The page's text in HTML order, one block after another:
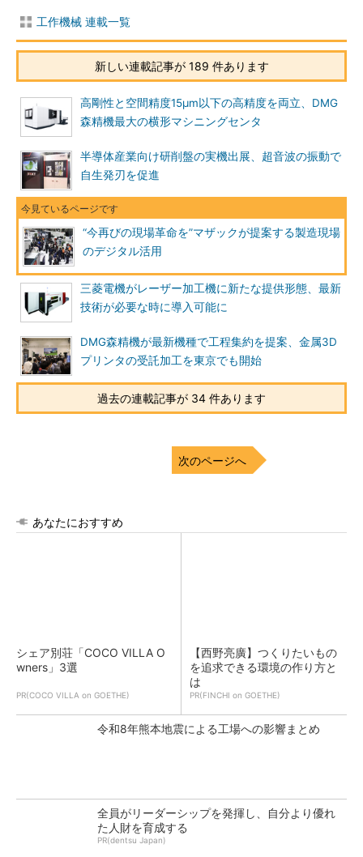
工作機械 連載一覧
新しい連載記事が 189 件あります
高剛性と空間精度15μm以下の高精度を両立、DMG
森精機最大の横形マシニングセンタ
半導体産業向け研削盤の実機出展、超音波の振動で
自生発刃を促進
“今再びの現場革命を”マザックが提案する製造現場
のデジタル活用
三菱電機がレーザー加工機に新たな提供形態、最新
技術が必要な時に導入可能に
DMG森精機が最新機種で工程集約を提案、金属3D
プリンタの受託加工を東京でも開始
過去の連載記事が 34 件あります
次のページへ
あなたにおすすめ
シェア別荘「COCO VILLA O
wners」3選
PR(COCO VILLA on GOETHE)
【西野亮廣】つくりたいもの
を追求できる環境の作り方と
は
PR(FINCHI on GOETHE)
令和8年熊本地震による工場への影響まとめ
全員がリーダーシップを発揮し、自分より優れ
た人財を育成する
PR(dentsu Japan)